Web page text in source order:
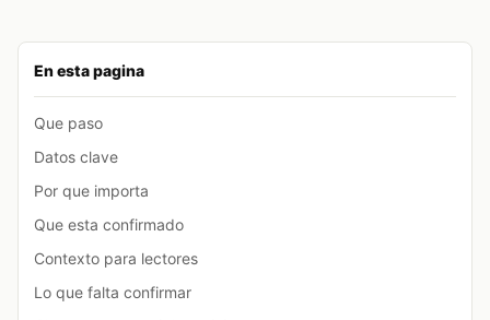
En esta pagina
Que paso
Datos clave
Por que importa
Que esta confirmado
Contexto para lectores
Lo que falta confirmar